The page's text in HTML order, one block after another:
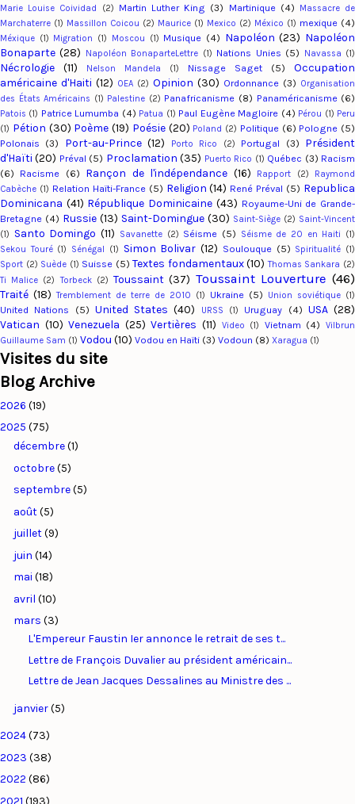
Marie Louise Coividad
(2) Martin Luther King (3) Martinique (4)
Massacre de
Marchaterre (1) Massillon Coicou (2) Maurice (1) Mexico (2) México (1) mexique (4)
Méxique (1) Migration (1) Moscou (1) Musique (4) Napoléon (23) Napoléon
Bonaparte (28) Napoléon BonaparteLettre (1) Nations Unies (5) Navassa (1)
Nécrologie (11) Nelson Mandela (1) Nissage Saget (5)
Occupation
américaine d'Haiti (12) OEA (2) Opinion (30) Ordonnance (3) Organisation
des États Américains (1) Palestine (2) Panafricanisme (8) Panaméricanisme (6)
Patois (1) Patrice Lumumba (4) Patua (1) Paul Eugène Magloire (4) Pérou (1) Peru
(1) Pétion (30) Poème (19) Poésie (20) Poland (2) Politique (6) Pologne (5)
Polonais (3) Port-au-Prince (12) Porto Rico (2) Portugal (3) Président
d'Haïti (20) Préval (5) Proclamation (35) Puerto Rico (1) Québec (3) Racism
(6) Racisme (6) Rançon de l'indépendance (16) Rapport (2)
Raymond
Cabèche (1) Relation Haïti-France (5) Religion (14) René Préval (5) Republica
Dominicana (41) République Dominicaine (43) Royaume-Uni de Grande-
Bretagne (4) Russie (13) Saint-Domingue (30) Saint-Siège (2) Saint-Vincent
(1)
Santo Domingo (11) Savanette (2) Séisme (5) Séisme de 20 en Haiti
(1)
Sekou Touré (1) Sénégal (1) Simon Bolivar (12) Soulouque (5) Spiritualité (1)
Sport (2) Suède (1) Suisse (5) Textes fondamentaux (10) Thomas Sankara (2)
Ti Malice (2) Torbeck (2) Toussaint (37) Toussaint Louverture (46)
Traité (18) Tremblement de terre de 2010 (1) Ukraine (5) Union soviétique (1)
United Nations (5) United States (40) URSS (1) Uruguay (4) USA (28)
Vatican (10) Venezuela (25) Vertières (11) Video (1) Vietnam (4)
Vilbrun
Guillaume Sam (1) Vodou (10) Vodou en Haïti (3) Vodoun (8) Xaragua (1)
Visites du site
Blog Archive
2026 (19)
2025 (75)
décembre(1)
octobre(5)
septembre(5)
août(5)
juillet(9)
juin (14)
mai (18)
avril (10)
mars (3)
L'Empereur Faustin Ier annonce le retrait de ses t...
Lettre de François Duvalier au président américain...
Lettre de Jean Jacques Dessalines au Ministre des ...
janvier(5)
2024(73)
2023 (38)
2022 (86)
2021 (193)